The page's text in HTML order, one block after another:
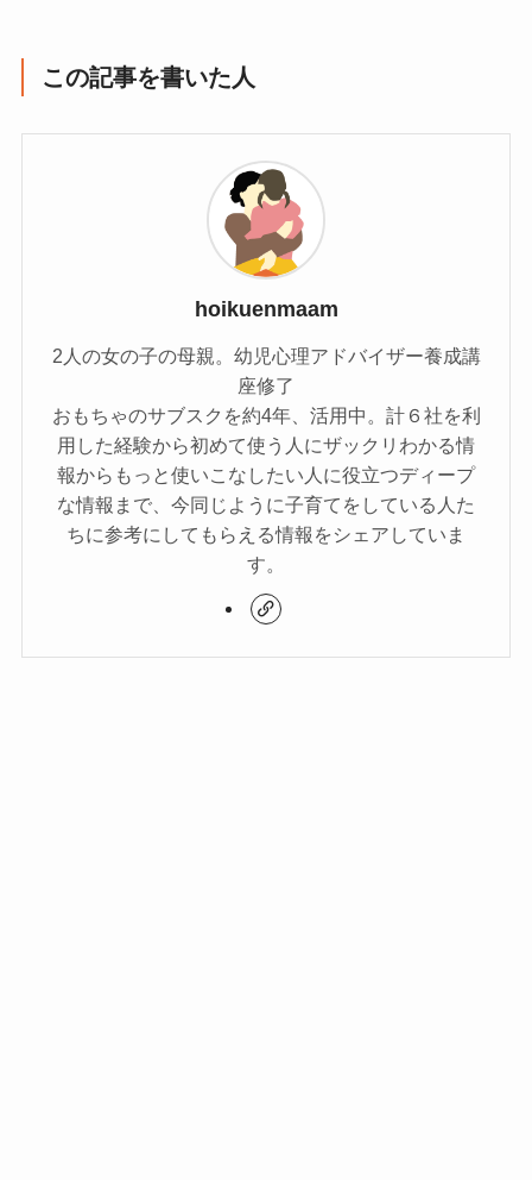
この記事を書いた人
hoikuenmaam
2人の女の子の母親。幼児心理アドバイザー養成講
座修了
おもちゃのサブスクを約4年、活用中。計６社を利
用した経験から初めて使う人にザックリわかる情
報からもっと使いこなしたい人に役立つディープ
な情報まで、今同じように子育てをしている人た
ちに参考にしてもらえる情報をシェアしていま
す。